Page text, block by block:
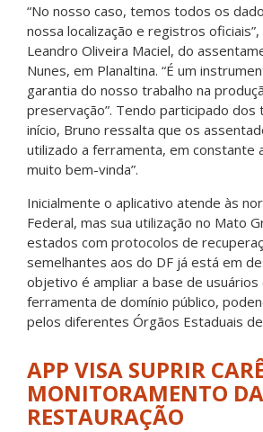
“No nosso caso, temos todos os
nossa localização e registros
Leandro Oliveira Maciel, do
Nunes, em Planaltina. “É um
garantia do nosso trabalho na
preservação”. Tendo participado
início, Bruno ressalta que os
utilizado a ferramenta, em constante
muito bem-vinda”.
Inicialmente o aplicativo atende às
Federal, mas sua utilização no Mato
estados com protocolos de
semelhantes aos do DF já está em
objetivo é ampliar a base de usuários
ferramenta de domínio público,
pelos diferentes Órgãos Estaduais
APP VISA SUPRIR
MONITORAMENTO DA
RESTAURAÇÃO